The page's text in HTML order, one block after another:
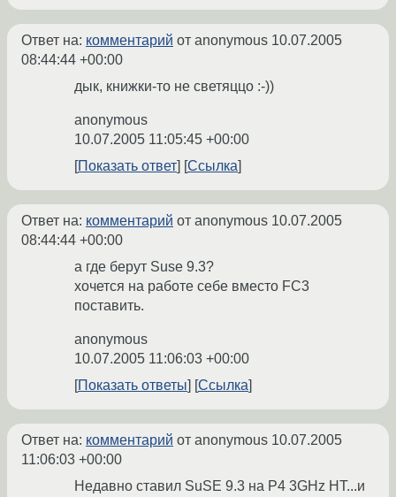
Ответ на: комментарий от anonymous 10.07.2005
08:44:44 +00:00
дык, книжки-то не светяццо :-))
anonymous
10.07.2005 11:05:45 +00:00
Показать ответ
Ссылка
Ответ на: комментарий от anonymous 10.07.2005
08:44:44 +00:00
а где берут Suse 9.3?
хочется на работе себе вместо FC3
поставить.
anonymous
10.07.2005 11:06:03 +00:00
Показать ответы
Ссылка
Ответ на: комментарий от anonymous 10.07.2005
11:06:03 +00:00
Недавно ставил SuSE 9.3 на P4 3GHz HT...и